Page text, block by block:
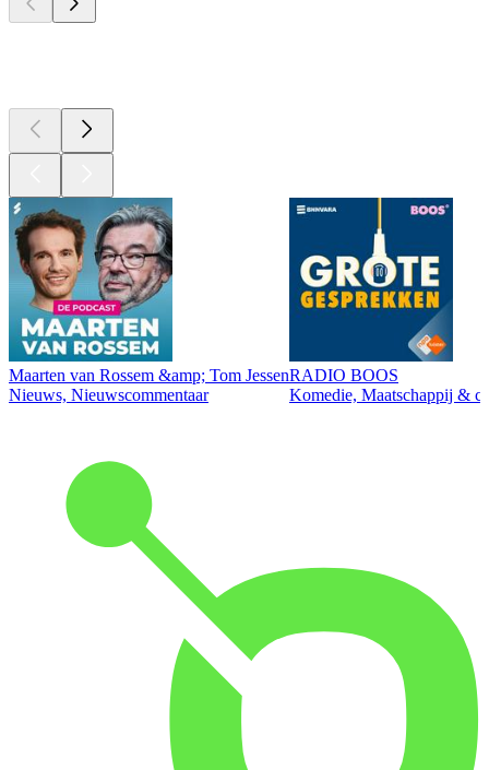
Maarten van Rossem &amp; Tom Jessen
Nieuws, Nieuwscommentaar
RADIO BOOS
Komedie, Maatschappij &